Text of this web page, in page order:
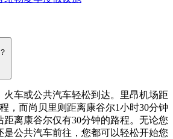
火车或公共汽车轻松到达。里昂机场距
，而尚贝里则距离康谷尔1小时30分钟
距离康谷尔仅有30分钟的路程。无论您
是公共汽车前往，您都可以轻松开始您